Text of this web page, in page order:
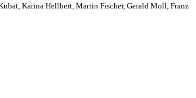
Karina Hellbert, Martin Fischer, Gerald Moll, Franz